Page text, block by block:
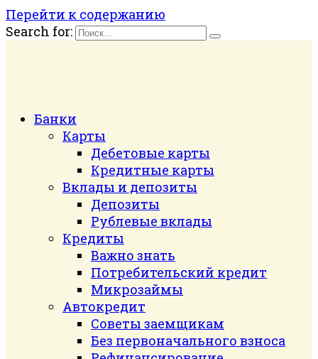
Перейти к содержанию
Search for:
Банки
Карты
Дебетовые карты
Кредитные карты
Вклады и депозиты
Депозиты
Рублевые вклады
Кредиты
Важно знать
Потребительский кредит
Микрозаймы
Автокредит
Советы заемщикам
Без первоначального взноса